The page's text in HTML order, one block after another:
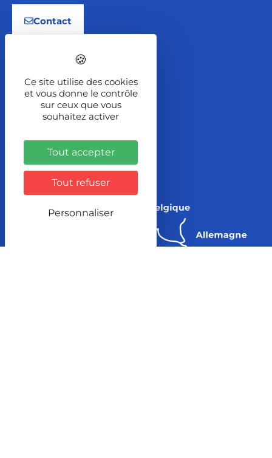
Contact
2 Rue de la Font
BP 167
70204 LURE Cedex
Itinéraire
Ce site utilise des cookies
et vous donne le contrôle
sur ceux que vous
souhaitez activer
Tout accepter
Tout refuser
Personnaliser